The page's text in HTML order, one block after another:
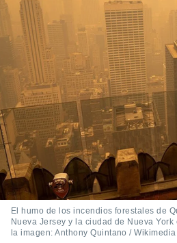
seguir
contenido
coste.
a la
la
todas
ya sean
nuestros
análisis
en
así como
perfil
ACEPTAR
CONTINUAR
CONFIGURACIÓN
El humo de los incendios forestales de
Nueva Jersey y la ciudad de Nueva
la imagen: Anthony Quintano /